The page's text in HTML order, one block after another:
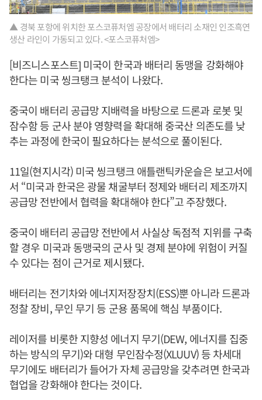
▲ 경북 포항에 위치한 포스코퓨처엠 공장에서 배터리 소재인 인조흑연
생산 라인이 가동되고 있다. <포스코퓨처엠>
[비즈니스포스트] 미국이 한국과 배터리 동맹을 강화해야
한다는 미국 씽크탱크 분석이 나왔다.
중국이 배터리 공급망 지배력을 바탕으로 드론과 로봇 및
잠수함 등 군사 분야 영향력을 확대해 중국산 의존도를 낮
추는 과정에 한국이 필요하다는 분석으로 풀이된다.
11일(현지시각) 미국 씽크탱크 애틀랜틱카운슬은 보고서에
서 “미국과 한국은 광물 채굴부터 정제와 배터리 제조까지
공급망 전반에서 협력을 확대해야 한다”고 주장했다.
중국이 배터리 공급망 전반에서 사실상 독점적 지위를 구축
할 경우 미국과 동맹국의 군사 및 경제 분야에 위험이 커질
수 있다는 점이 근거로 제시됐다.
배터리는 전기차와 에너지저장장치(ESS)뿐 아니라 드론과
정찰 장비, 무인 무기 등 군용 품목에 핵심 부품이다.
레이저를 비롯한 지향성 에너지 무기(DEW, 에너지를 집중
하는 방식의 무기)와 대형 무인잠수정(XLUUV) 등 차세대
무기에도 배터리가 들어가 자체 공급망을 갖추려면 한국과
협업을 강화해야 한다는 것이다.